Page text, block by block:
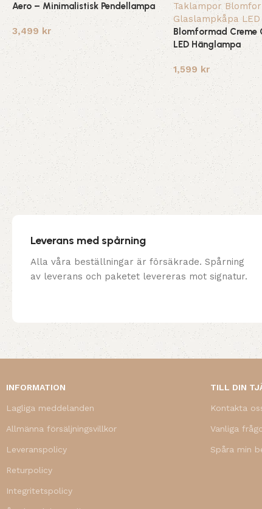
Aero – Minimalistisk Pendellampa
3,499 kr
Blomformad Creme
LED Hänglampa
1,599 kr
Leverans med spårning
Alla våra beställningar är försäkrade. Spårning
av leverans och paketet levereras mot signatur.
INFORMATION
Lagliga meddelanden
Allmänna försäljningsvillkor
Leveranspolicy
Returpolicy
Integritetspolicy
TILL DIN
Kontakta
Vanliga
Spåra min